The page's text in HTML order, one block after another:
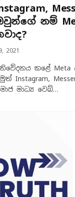
ඔවුන්ගේ නම්
2021
නිවේදනය කළේ Meta
Instagram,
මාධ්‍ය වෙබ්…